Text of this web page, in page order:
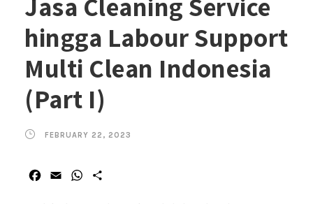
hingga Labour Support
Multi Clean Indonesia
(Part I)
FEBRUARY 22, 2023
W